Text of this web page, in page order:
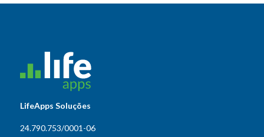
LifeApps Soluções
24.790.753/0001-06